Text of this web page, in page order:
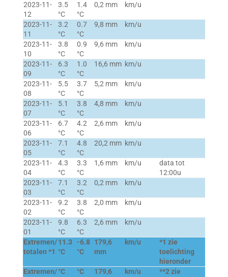
2023-11-
12
3.5
°C
1.4
°C
0,2 mm km/u
2023-11-
11
3.2
°C
0.7
°C
9,8 mm km/u
2023-11-
10
3.8
°C
0.9
°C
9,6 mm km/u
2023-11-
09
6.3
°C
1.0
°C
16,6 mm km/u
2023-11-
08
5.5
°C
3.7
°C
5,2 mm km/u
2023-11-
07
5.1
°C
3.8
°C
4,8 mm km/u
2023-11-
06
6.7
°C
4.2
°C
2,6 mm km/u
2023-11-
05
7.1
°C
4.8
°C
20,2 mm km/u
2023-11-
04
4.3
°C
3.3
°C
1,6 mm km/u
data tot
12:00u
2023-11-
03
7.1
°C
3.2
°C
0,2 mm km/u
2023-11-
02
9.2
°C
3.8
°C
2,0 mm km/u
2023-11-
01
9.8
°C
6.3
°C
2,6 mm km/u
Extremen/
totalen *1
11.3
°C
-6.8
°C
179,6
mm
km/u
*1 zie
toelichting
hieronder
Extremen/ °C °C
179,6
km/u
**2 zie